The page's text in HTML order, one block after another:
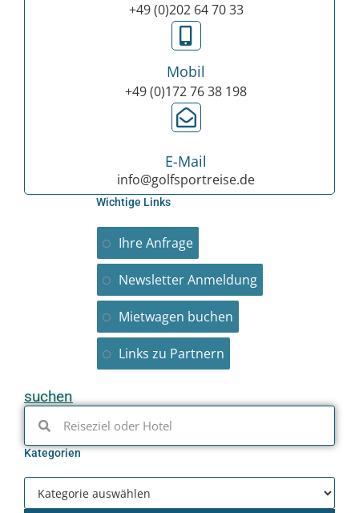
+49 (0)202 64 70 33
Mobil
+49 (0)172 76 38 198
E-Mail
info@golfsportreise.de
Wichtige Links
Ihre Anfrage
Newsletter Anmeldung
Mietwagen buchen
Links zu Partnern
suchen
Kategorien